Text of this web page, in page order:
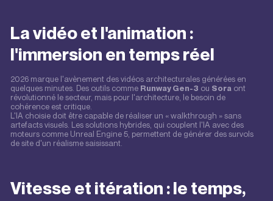
La vidéo et l'animation :
l'immersion en temps réel
2026 marque l'avènement des vidéos architecturales générées en
quelques minutes. Des outils comme Runway Gen-3 ou Sora ont
révolutionné le secteur, mais pour l'architecture, le besoin de
cohérence est critique.
L'IA choisie doit être capable de réaliser un « walkthrough » sans
artefacts visuels. Les solutions hybrides, qui couplent l'IA avec des
moteurs comme Unreal Engine 5, permettent de générer des survols
de site d'un réalisme saisissant.
Vitesse et itération : le temps,